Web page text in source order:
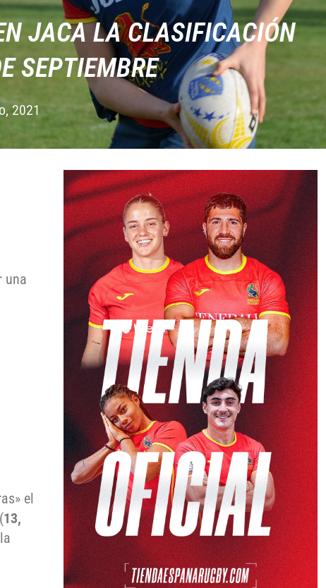
JACA LA CLASIFICACIÓN
SEPTIEMBRE
2021
una
el
13,